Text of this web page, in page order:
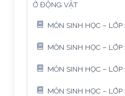
Ở ĐỘNG VẬT
MÔN SINH HỌC –
MÔN SINH HỌC – LỚP
MÔN SINH HỌC – LỚP
MÔN SINH HỌC – LỚP